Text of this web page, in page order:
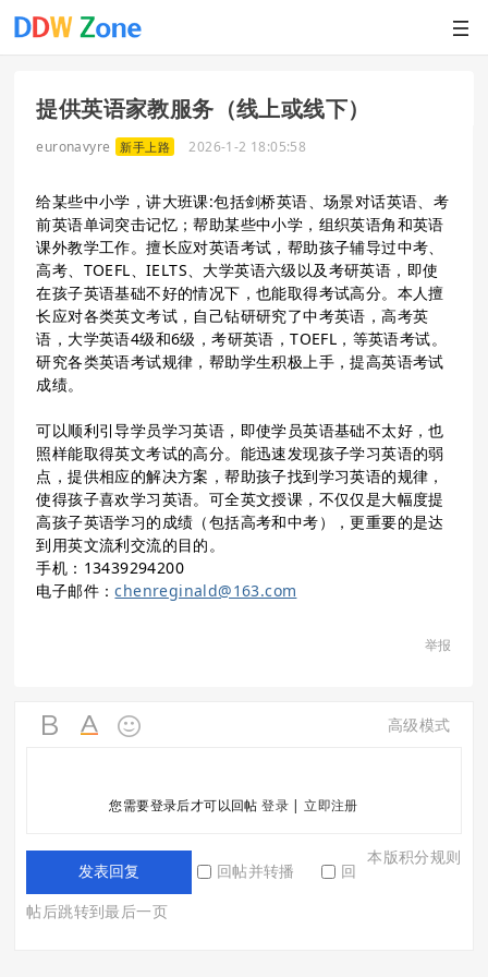
提供英语家教服务（线上或线下）
euronavyre 新手上路 2026-1-2 18:05:58
给某些中小学，讲大班课:包括剑桥英语、场景对话英语、考
前英语单词突击记忆；帮助某些中小学，组织英语角和英语
课外教学工作。擅长应对英语考试，帮助孩子辅导过中考、
高考、TOEFL、IELTS、大学英语六级以及考研英语，即使
在孩子英语基础不好的情况下，也能取得考试高分。本人擅
长应对各类英文考试，自己钻研研究了中考英语，高考英
语，大学英语4级和6级，考研英语，TOEFL，等英语考试。
研究各类英语考试规律，帮助学生积极上手，提高英语考试
成绩。
可以顺利引导学员学习英语，即使学员英语基础不太好，也
照样能取得英文考试的高分。能迅速发现孩子学习英语的弱
点，提供相应的解决方案，帮助孩子找到学习英语的规律，
使得孩子喜欢学习英语。可全英文授课，不仅仅是大幅度提
高孩子英语学习的成绩（包括高考和中考），更重要的是达
到用英文流利交流的目的。
手机：13439294200
电子邮件：chenreginald@163.com
举报
高级模式
您需要登录后才可以回帖登录|立即注册
本版积分规则
发表回复 回帖并转播
回
帖后跳转到最后一页